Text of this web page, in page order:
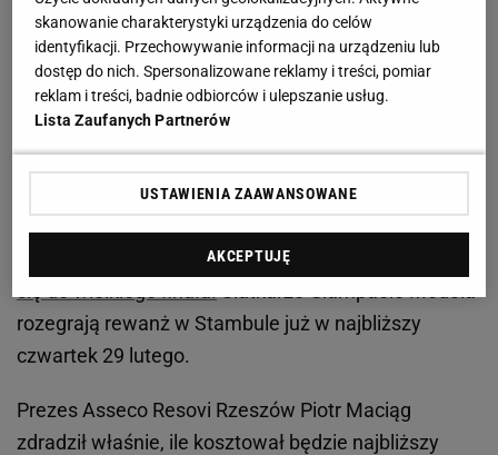
Prezes Asseco Resovii zdradził, ile można wygrać
w Pucharze CEV. To musi być żart
W ubiegłą środę Asseco Resovia Rzeszów pokonała
na własnym parkiecie tureckie Fenerbahce 3:1
(25:12, 25:17, 22:25, 25:21) w pierwszym meczu
półfinałowym Pucharu CEV i znacząco przybliżyła
się do wielkiego finału.Siatkarze Giampaolo Medeia
rozegrają rewanż w Stambule już w najbliższy
czwartek 29 lutego.
Prezes Asseco Resovi Rzeszów Piotr Maciąg
zdradził właśnie, ile kosztował będzie najbliższy
skanowanie charakterystyki urządzenia do celów
identyfikacji. Przechowywanie informacji na urządzeniu lub
dostęp do nich. Spersonalizowane reklamy i treści, pomiar
reklam i treści, badnie odbiorców i ulepszanie usług.
Lista Zaufanych Partnerów
USTAWIENIA ZAAWANSOWANE
AKCEPTUJĘ